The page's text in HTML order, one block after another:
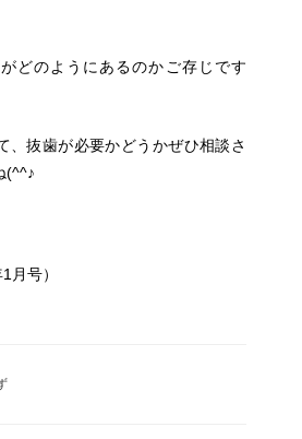
どのようにあるのかご存じです
、抜歯が必要かどうかぜひ相談さ
(^^♪
月号）